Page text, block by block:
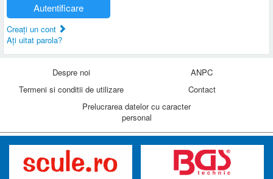
Autentificare
Creaţi un cont
Aţi uitat parola?
Despre noi
ANPC
Termeni si conditii de utilizare
Contact
Prelucrarea datelor cu caracter
personal